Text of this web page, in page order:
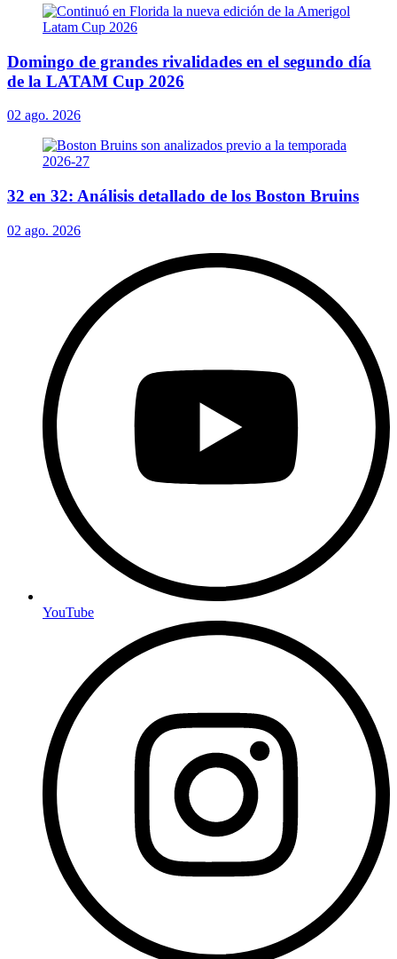
Domingo de grandes rivalidades en el segundo día
de la LATAM Cup 2026
02 ago. 2026
32 en 32: Análisis detallado de los Boston Bruins
02 ago. 2026
YouTube